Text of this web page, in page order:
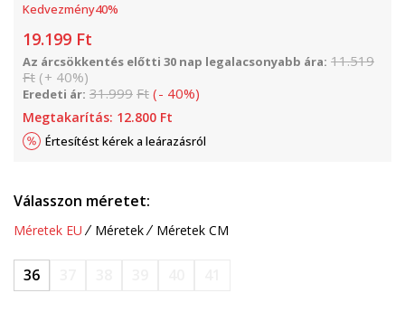
Kedvezmény40%
19.199 Ft
Az árcsökkentés előtti 30 nap legalacsonyabb ára: 11.519
Ft (+ 40%)
Eredeti ár: 31.999 Ft (- 40%)
Megtakarítás: 12.800 Ft
Értesítést kérek a leárazásról
Válasszon méretet:
Méretek EU Méretek Méretek CM
36